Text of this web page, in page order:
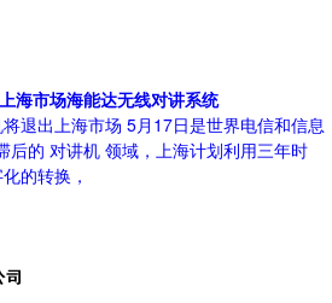
海市场海能达无线对讲系统
将退出上海市场 5月17日是世界电信和信息
后的 对讲机 领域，上海计划利用三年时
的转换，